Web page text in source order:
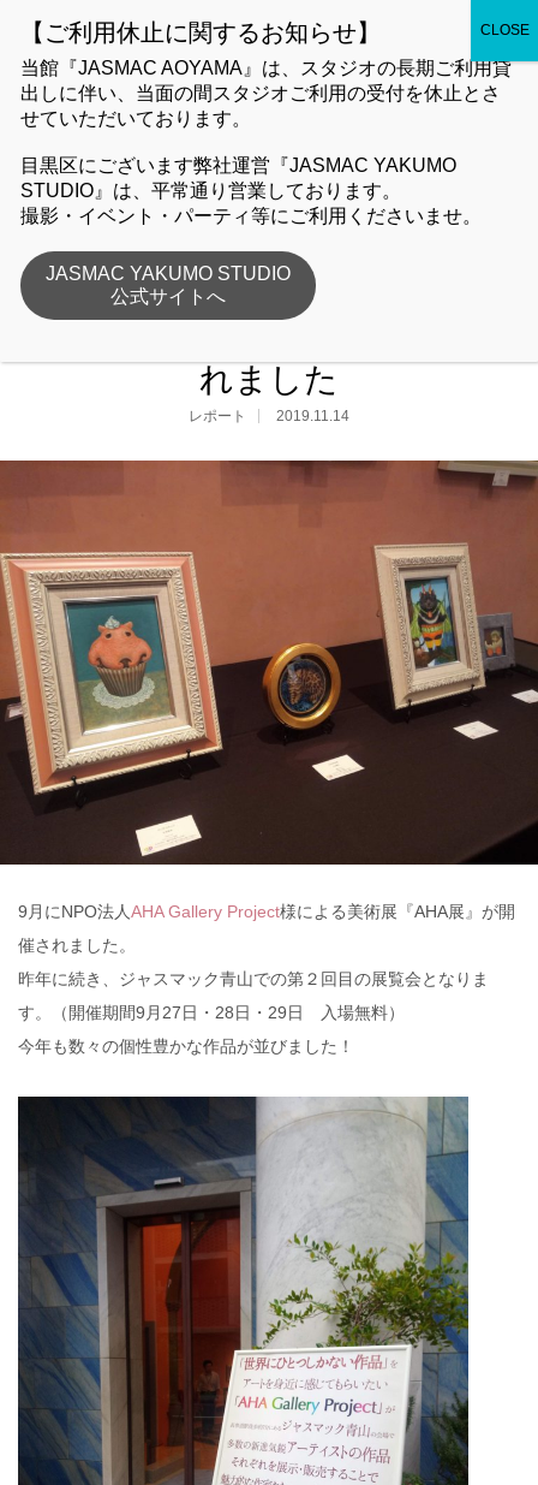
JASMAC AOYAMA
JASMAC AOYAMAより
ホーム JASMAC AOYAMAより レポート
美術展覧会『AHA展』が
開催されました
れました
レポート 2019.11.14
9月にNPO法人AHA Gallery Project様による美術展『AHA展』が開
催されました。
昨年に続き、ジャスマック青山での第２回目の展覧会となりま
す。（開催期間9月27日・28日・29日 入場無料）
今年も数々の個性豊かな作品が並びました！
当館『JASMAC AOYAMA』は、スタジオの長期ご利用貸
出しに伴い、当面の間スタジオご利用の受付を休止とさ
せていただいております。
目黒区にございます弊社運営『JASMAC YAKUMO
STUDIO』は、平常通り営業しております。
撮影・イベント・パーティ等にご利用くださいませ。
JASMAC YAKUMO STUDIO
公式サイトへ